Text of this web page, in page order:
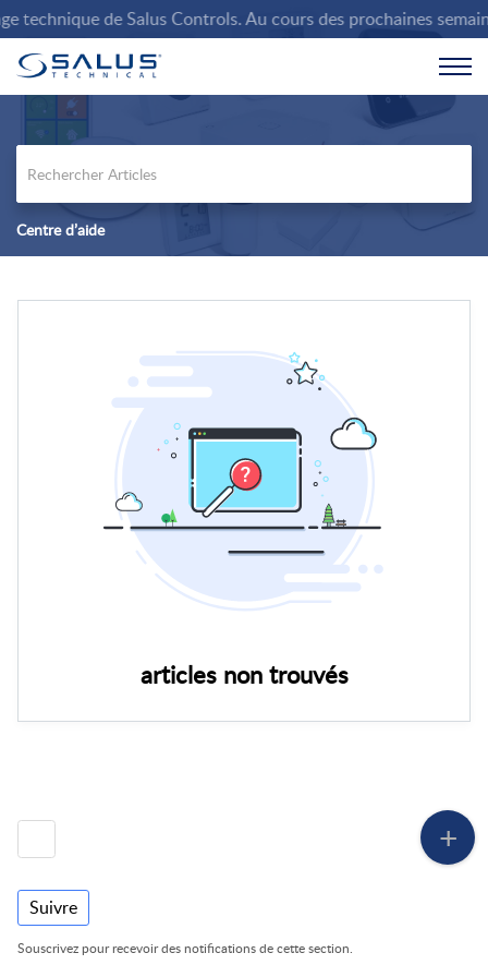
technique de Salus Controls. Au cours des prochaines
Centre d’aide
articles non trouvés
Suivre
Souscrivez pour recevoir des notifications de cette section.